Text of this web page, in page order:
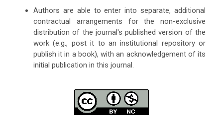
Authors are able to enter into separate, additional
contractual arrangements for the non-exclusive
distribution of the journal's published version of the
work (e.g., post it to an institutional repository or
publish it in a book), with an acknowledgement of its
initial publication in this journal.